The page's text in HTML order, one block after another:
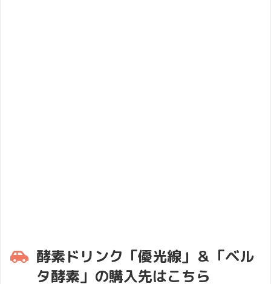
酵素ドリンク「優光線」＆「ベル
タ酵素」の購入先はこちら